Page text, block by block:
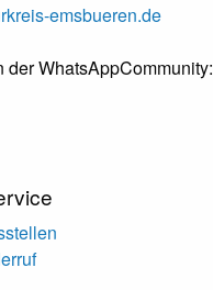
emsbueren.de
der WhatsAppCommunity: